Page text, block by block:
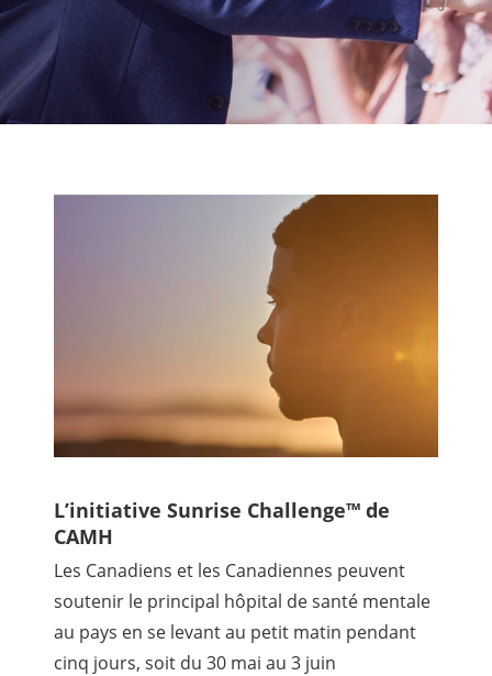
L’initiative Sunrise Challenge™ de
CAMH
Les Canadiens et les Canadiennes peuvent
soutenir le principal hôpital de santé mentale
au pays en se levant au petit matin pendant
cinq jours, soit du 30 mai au 3 juin